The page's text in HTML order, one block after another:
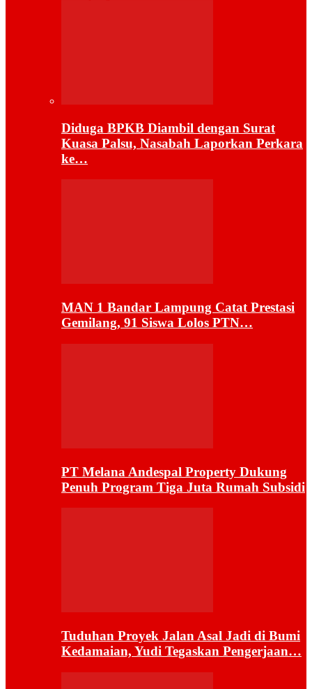
Diduga BPKB Diambil dengan Surat
Kuasa Palsu, Nasabah Laporkan Perkara
ke…
MAN 1 Bandar Lampung Catat Prestasi
Gemilang, 91 Siswa Lolos PTN…
PT Melana Andespal Property Dukung
Penuh Program Tiga Juta Rumah Subsidi
Tuduhan Proyek Jalan Asal Jadi di Bumi
Kedamaian, Yudi Tegaskan Pengerjaan…